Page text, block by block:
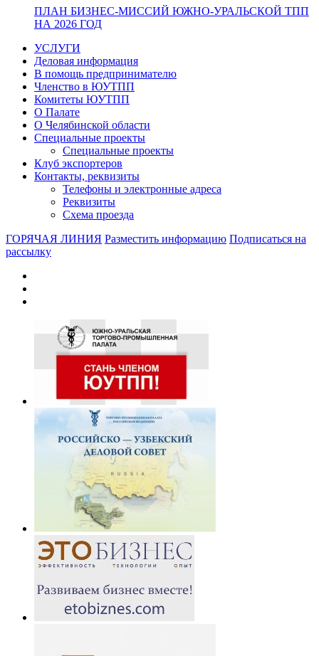
ПЛАН БИЗНЕС-МИССИЙ ЮЖНО-УРАЛЬСКОЙ ТПП
НА 2026 ГОД
УСЛУГИ
Деловая информация
В помощь предпринимателю
Членство в ЮУТПП
Комитеты ЮУТПП
О Палате
О Челябинской области
Специальные проекты
Специальные проекты
Клуб экспортеров
Контакты, реквизиты
Телефоны и электронные адреса
Реквизиты
Схема проезда
ГОРЯЧАЯ ЛИНИЯ Разместить информацию Подписаться на
рассылку